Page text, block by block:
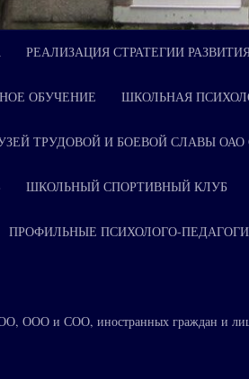
РЕАЛИЗАЦИЯ СТРАТЕГИИ
ОБУЧЕНИЕ ШКОЛЬНАЯ
ТРУДОВОЙ И БОЕВОЙ СЛАВЫ ОАО
ШКОЛЬНЫЙ СПОРТИВНЫЙ КЛУБ
ПРОФИЛЬНЫЕ ПСИХОЛОГО-
ООО и СОО, иностранных граждан и